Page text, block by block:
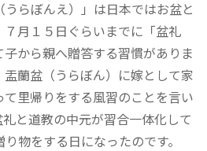
らぼんえ）」は日本ではお盆と
７月１５日ぐらいまでに「盆礼
子から親へ贈答する習慣がありま
盂蘭盆（うらぼん）に嫁として家
里帰りをする風習のことを言い
と道教の中元が習合一体化して
物をする日になったのです。